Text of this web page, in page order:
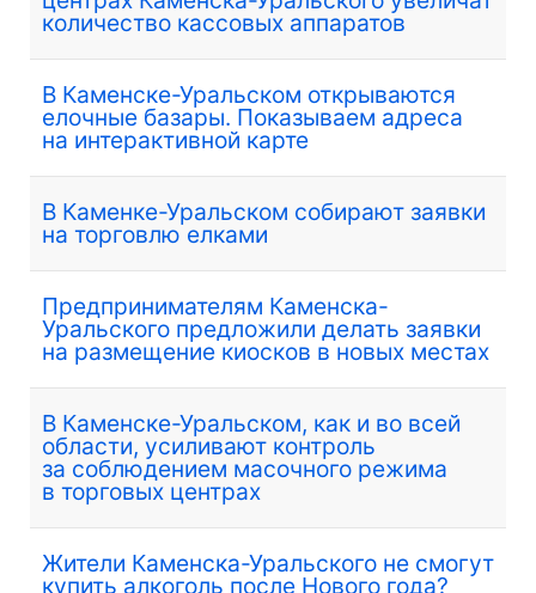
количество кассовых аппаратов
В Каменске-Уральском открываются
елочные базары. Показываем адреса
на интерактивной карте
В Каменке-Уральском собирают заявки
на торговлю елками
Предпринимателям Каменска-
Уральского предложили делать заявки
на размещение киосков в новых местах
В Каменске-Уральском, как и во всей
области, усиливают контроль
за соблюдением масочного режима
в торговых центрах
Жители Каменска-Уральского не смогут
купить алкоголь после Нового года?